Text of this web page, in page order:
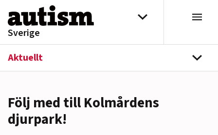
Hoppa till innehåll
Sverige
Välj distrikt
Aktuellt
Följ med till Kolmårdens
djurpark!